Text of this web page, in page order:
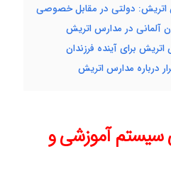
اتریش: دولتی در مقابل خصوصی
آلمانی در مدارس اتریش
برای آینده فرزندان
درباره مدارس اتریش
سیستم آموزشی و